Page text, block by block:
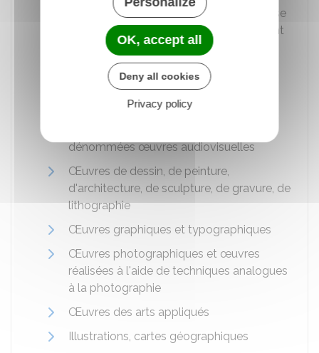
tours de cirque, pantomimes dont la mise
en œuvre est fixée par écrit ou autrement
Compositions musicales avec ou sans
œuvres consistant dans des séquences
dénommées œuvres audiovisuelles
Œuvres de dessin, de peinture,
d'architecture, de sculpture, de gravure, de
lithographie
Œuvres graphiques et typographiques
Œuvres photographiques et œuvres
réalisées à l'aide de techniques analogues
à la photographie
Œuvres des arts appliqués
Illustrations, cartes géographiques
OK, accept all
Deny all cookies
Privacy policy